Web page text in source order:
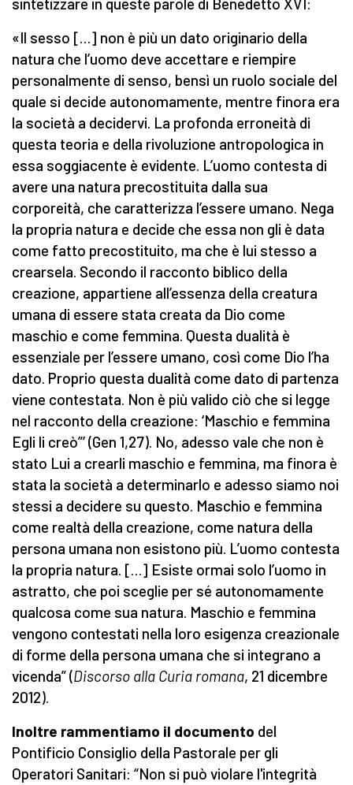
sintetizzare in queste parole di Benedetto XVI:
«Il sesso […] non è più un dato originario della
natura che l’uomo deve accettare e riempire
personalmente di senso, bensì un ruolo sociale del
quale si decide autonomamente, mentre finora era
la società a decidervi. La profonda erroneità di
questa teoria e della rivoluzione antropologica in
essa soggiacente è evidente. L’uomo contesta di
avere una natura precostituita dalla sua
corporeità, che caratterizza l’essere umano. Nega
la propria natura e decide che essa non gli è data
come fatto precostituito, ma che è lui stesso a
crearsela. Secondo il racconto biblico della
creazione, appartiene all’essenza della creatura
umana di essere stata creata da Dio come
maschio e come femmina. Questa dualità è
essenziale per l’essere umano, così come Dio l’ha
dato. Proprio questa dualità come dato di partenza
viene contestata. Non è più valido ciò che si legge
nel racconto della creazione: ‘Maschio e femmina
Egli li creò”’ (Gen 1,27). No, adesso vale che non è
stato Lui a crearli maschio e femmina, ma finora è
stata la società a determinarlo e adesso siamo noi
stessi a decidere su questo. Maschio e femmina
come realtà della creazione, come natura della
persona umana non esistono più. L’uomo contesta
la propria natura. […] Esiste ormai solo l’uomo in
astratto, che poi sceglie per sé autonomamente
qualcosa come sua natura. Maschio e femmina
vengono contestati nella loro esigenza creazionale
di forme della persona umana che si integrano a
vicenda” (Discorso alla Curia romana, 21 dicembre
2012).
Inoltre rammentiamo il documento del
Pontificio Consiglio della Pastorale per gli
Operatori Sanitari: “Non si può violare l'integrità